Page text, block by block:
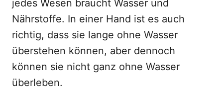
jedes Wesen braucht Wasser und
Nährstoffe. In einer Hand ist es auch
richtig, dass sie lange ohne Wasser
überstehen können, aber dennoch
können sie nicht ganz ohne Wasser
überleben.